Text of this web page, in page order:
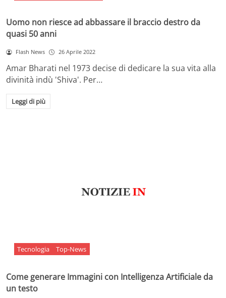
Uomo non riesce ad abbassare il braccio destro da
quasi 50 anni
Flash News 26 Aprile 2022
Amar Bharati nel 1973 decise di dedicare la sua vita alla
divinità indù 'Shiva'. Per…
Leggi di più
Tecnologia Top-News
Come generare Immagini con Intelligenza Artificiale da
un testo